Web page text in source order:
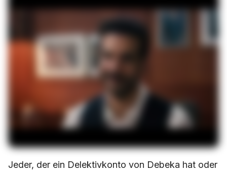
Jeder, der ein Delektivkonto von Debeka hat oder